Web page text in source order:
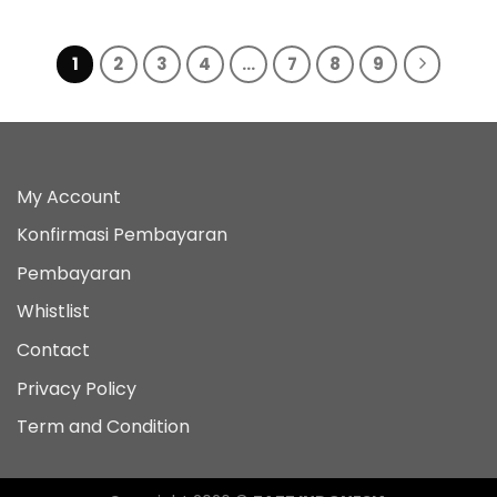
1 2 3 4 … 7 8 9
My Account
Konfirmasi Pembayaran
Pembayaran
Whistlist
Contact
Privacy Policy
Term and Condition